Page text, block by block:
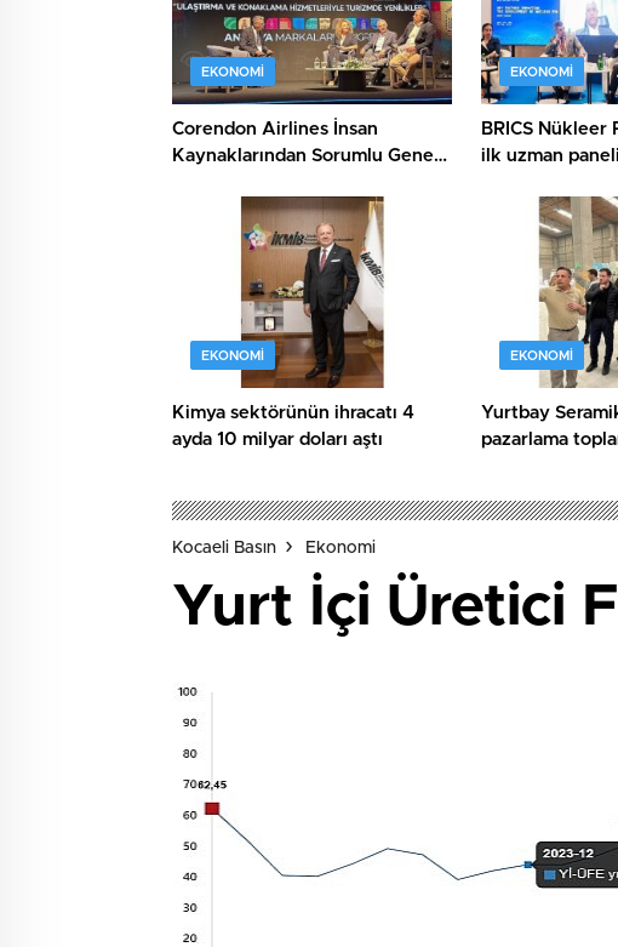
EKONOMI
Corendon Airlines İnsan
Kaynaklarından Sorumlu Genel
“Z kuşağına yapılan yatırım,
turizmin geleceğine yapılan
EKONOMI
BRICS Nükleer
ilk uzman paneli
EKONOMI
Kimya sektörünün ihracatı 4
ayda 10 milyar doları aştı
EKONOMI
Yurtbay
pazarlama
Kocaeli Basın Ekonomi
Yurt İçi Üretici